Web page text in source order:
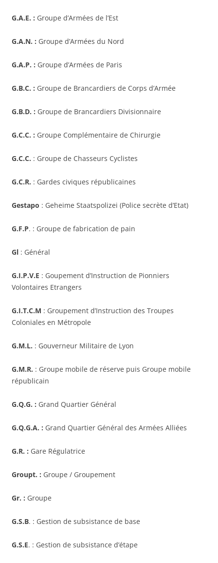
G.A.E. : Groupe d’Armées de l’Est
G.A.N. : Groupe d’Armées du Nord
G.A.P. : Groupe d’Armées de Paris
G.B.C. : Groupe de Brancardiers de Corps d’Armée
G.B.D. : Groupe de Brancardiers Divisionnaire
G.C.C. : Groupe Complémentaire de Chirurgie
G.C.C. : Groupe de Chasseurs Cyclistes
G.C.R. : Gardes civiques républicaines
Gestapo : Geheime Staatspolizei (Police secrète d’Etat)
G.F.P. : Groupe de fabrication de pain
Gl : Général
G.I.P.V.E : Goupement d’Instruction de Pionniers
Volontaires Etrangers
G.I.T.C.M : Groupement d’Instruction des Troupes
Coloniales en Métropole
G.M.L. : Gouverneur Militaire de Lyon
G.M.R. : Groupe mobile de réserve puis Groupe mobile
républicain
G.Q.G. : Grand Quartier Général
G.Q.G.A. : Grand Quartier Général des Armées Alliées
G.R. : Gare Régulatrice
Groupt. : Groupe / Groupement
Gr. : Groupe
G.S.B. : Gestion de subsistance de base
G.S.E. : Gestion de subsistance d’étape